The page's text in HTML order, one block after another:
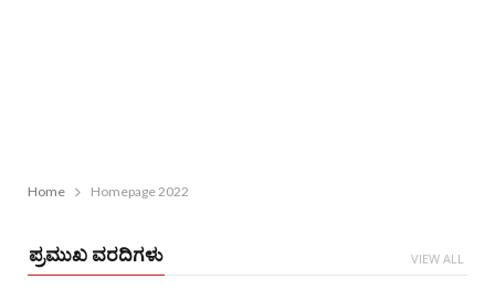
Home Homepage 2022
ಪ್ರಮುಖ ವರದಿಗಳು VIEW ALL